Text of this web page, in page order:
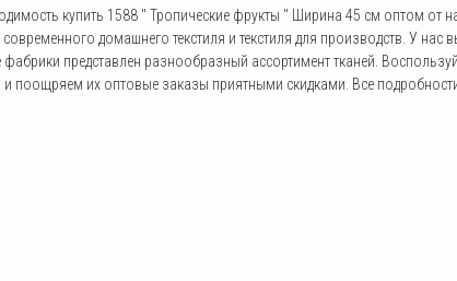
купить 1588 " Тропические фрукты " Ширина 45 см оптом
домашнего текстиля и текстиля для производств. У
фабрики представлен разнообразный ассортимент тканей.
и поощряем их оптовые заказы приятными скидками. Все